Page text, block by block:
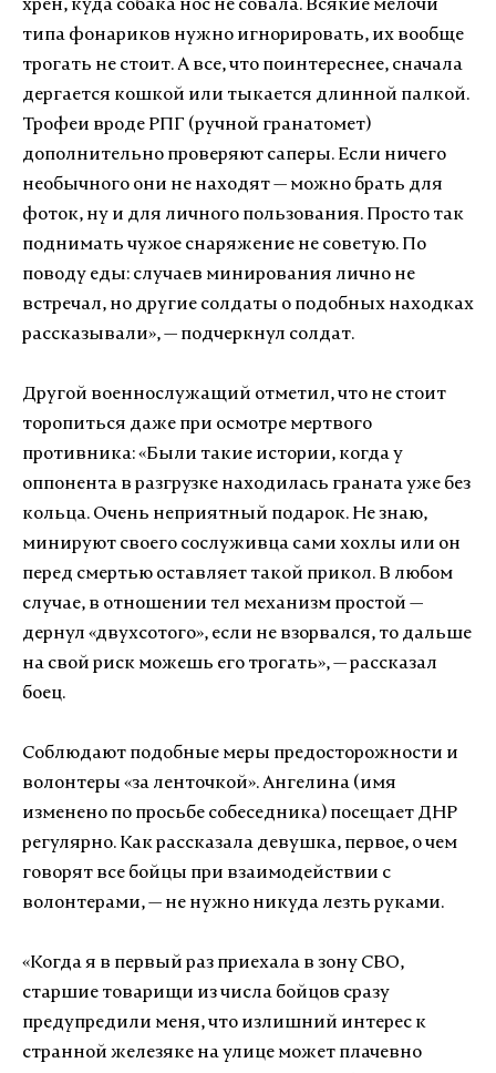
хрен, куда собака нос не совала. Всякие мелочи
типа фонариков нужно игнорировать, их вообще
трогать не стоит. А все, что поинтереснее, сначала
дергается кошкой или тыкается длинной палкой.
Трофеи вроде РПГ (ручной гранатомет)
дополнительно проверяют саперы. Если ничего
необычного они не находят — можно брать для
фоток, ну и для личного пользования. Просто так
поднимать чужое снаряжение не советую. По
поводу еды: случаев минирования лично не
встречал, но другие солдаты о подобных находках
рассказывали», — подчеркнул солдат.
Другой военнослужащий отметил, что не стоит
торопиться даже при осмотре мертвого
противника: «Были такие истории, когда у
оппонента в разгрузке находилась граната уже без
кольца. Очень неприятный подарок. Не знаю,
минируют своего сослуживца сами хохлы или он
перед смертью оставляет такой прикол. В любом
случае, в отношении тел механизм простой —
дернул «двухсотого», если не взорвался, то дальше
на свой риск можешь его трогать», — рассказал
боец.
Соблюдают подобные меры предосторожности и
волонтеры «за ленточкой». Ангелина (имя
изменено по просьбе собеседника) посещает ДНР
регулярно. Как рассказала девушка, первое, о чем
говорят все бойцы при взаимодействии с
волонтерами, — не нужно никуда лезть руками.
«Когда я в первый раз приехала в зону СВО,
старшие товарищи из числа бойцов сразу
предупредили меня, что излишний интерес к
странной железяке на улице может плачевно